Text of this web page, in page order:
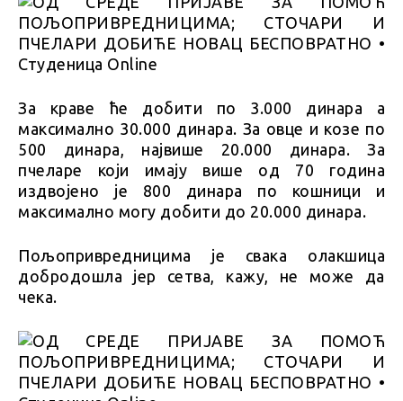
За краве ће добити по 3.000 динара а
максимално 30.000 динара. За овце и козе по
500 динара, највише 20.000 динара. За
пчеларе који имају више од 70 година
издвојено је 800 динара по кошници и
максимално могу добити до 20.000 динара.
Пољопривредницима је свака олакшица
добродошла јер сетва, кажу, не може да
чека.